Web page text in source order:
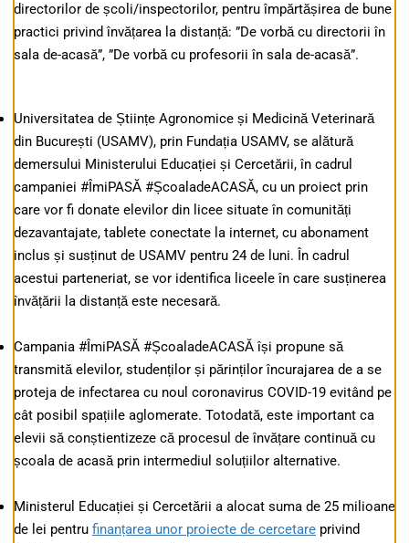
directorilor de școli/inspectorilor, pentru împărtășirea de bune
practici privind învățarea la distanță: ”De vorbă cu directorii în
sala de-acasă”, ”De vorbă cu profesorii în sala de-acasă”.
Universitatea de Științe Agronomice și Medicină Veterinară
din București (USAMV), prin Fundația USAMV, se alătură
demersului Ministerului Educației și Cercetării, în cadrul
campaniei #ÎmiPASĂ #ȘcoaladeACASĂ, cu un proiect prin
care vor fi donate elevilor din licee situate în comunități
dezavantajate, tablete conectate la internet, cu abonament
inclus și susținut de USAMV pentru 24 de luni. În cadrul
acestui parteneriat, se vor identifica liceele în care susținerea
învățării la distanță este necesară.
Campania #ÎmiPASĂ #ȘcoaladeACASĂ își propune să
transmită elevilor, studenților și părinților încurajarea de a se
proteja de infectarea cu noul coronavirus COVID-19 evitând pe
cât posibil spațiile aglomerate. Totodată, este important ca
elevii să conștientizeze că procesul de învățare continuă cu
școala de acasă prin intermediul soluțiilor alternative.
Ministerul Educației și Cercetării a alocat suma de 25 milioane
de lei pentru finanțarea unor proiecte de cercetare privind